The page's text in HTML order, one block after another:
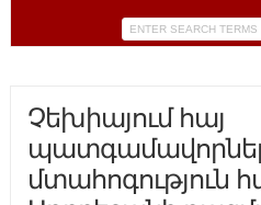
Չեխիայում հայ
մտահոգություն